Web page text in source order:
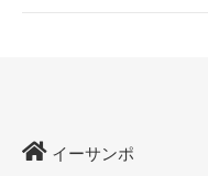
イーサンポ